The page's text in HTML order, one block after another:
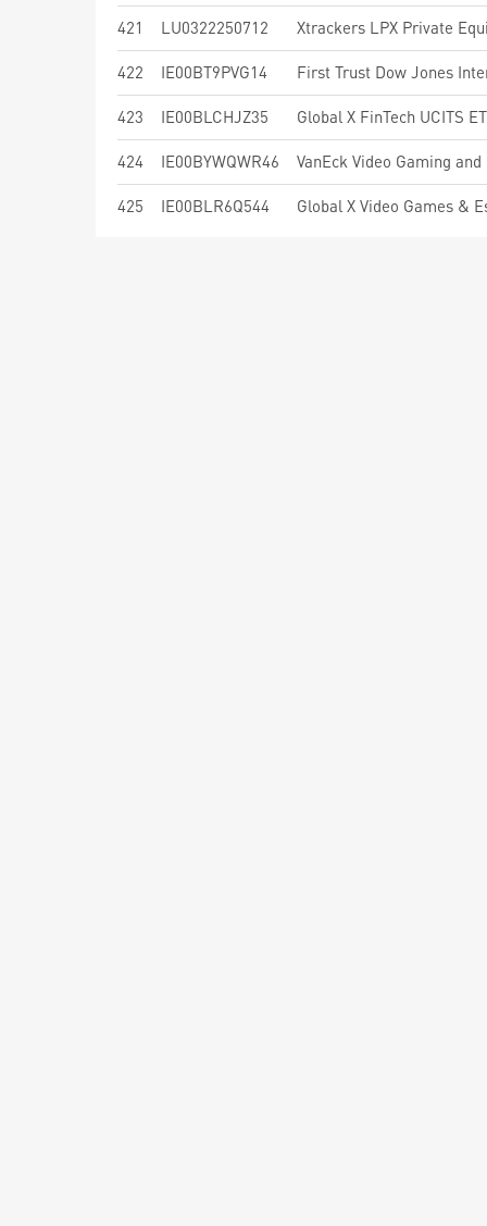
421 LU0322250712 Xtrackers LPX Private
422 IE00BT9PVG14
423 IE00BLCHJZ35 Global X FinTech UCITS
424 IE00BYWQWR46 VanEck Video Gaming
425 IE00BLR6Q544 Global X Video Games &